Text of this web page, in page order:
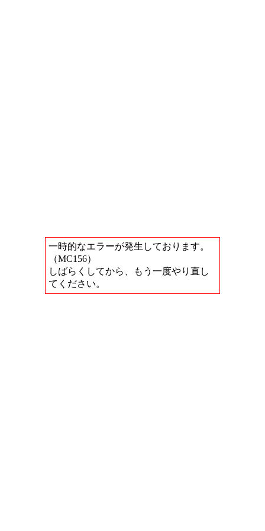
一時的なエラーが発生しております。
（MC156）
しばらくしてから、もう一度やり直し
てください。